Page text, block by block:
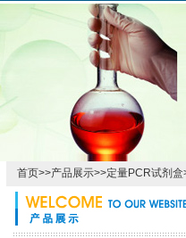
首页>>产品展示>>定量PCR试剂盒